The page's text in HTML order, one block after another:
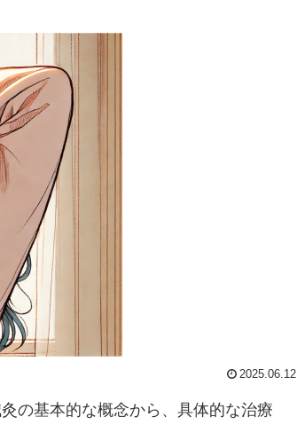
2025.06.12
の基本的な概念から、具体的な治療